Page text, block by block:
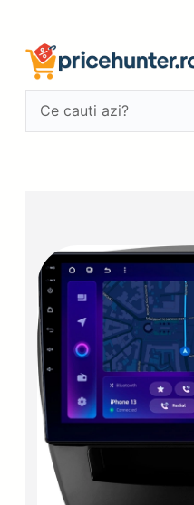
conținut